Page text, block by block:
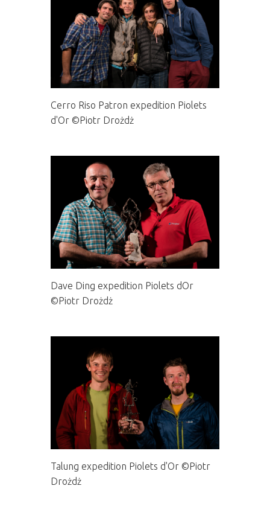
Cerro Riso Patron expedition Piolets
d'Or ©Piotr Drożdż
Dave Ding expedition Piolets dOr
©Piotr Drożdż
Talung expedition Piolets d'Or ©Piotr
Drożdż
Soirée Piolets d‘Or Carrière 2016 avec Voytek